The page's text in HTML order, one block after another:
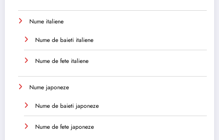
Nume italiene
Nume de baieti italiene
Nume de fete italiene
Nume japoneze
Nume de baieti japoneze
Nume de fete japoneze